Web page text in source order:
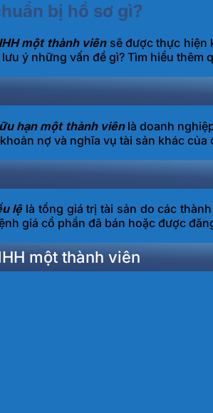
bị hồ sơ gì?
một thành viênsẽ được thực hiện
ý những vấn đề gì? Tìm hiểu thêm
hạn một thành viênlà doanh
nợ và nghĩa vụ tài sản khác
lệlà tổng giá trị tài sản do các
giá cổ phần đã bán hoặc được
một thành viên